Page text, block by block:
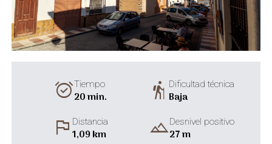
alarm_onTiempo
20 min. hikingDificultad técnica
Baja
flagDistancia
1,09 km landscapeDesnivel positivo
27 m